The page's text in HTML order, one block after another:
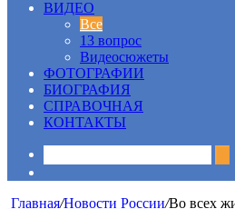
ВИДЕО
Все
13 вопрос
Видеосюжеты
ФОТОГРАФИИ
БИОГРАФИЯ
СПРАВОЧНАЯ
КОНТАКТЫ
Главная/Новости России/Во всех